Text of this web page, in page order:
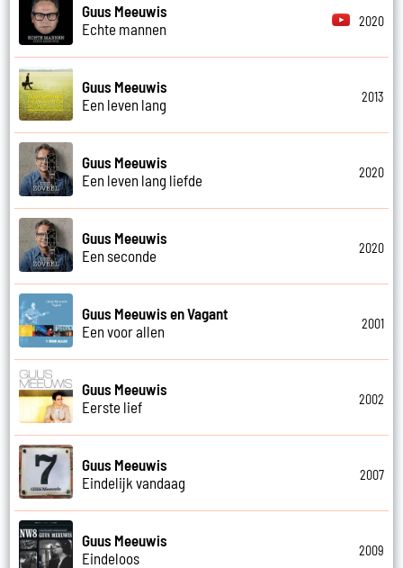
Guus Meeuwis
Echte mannen
2020
Guus Meeuwis
Een leven lang
2013
Guus Meeuwis
Een leven lang liefde
2020
Guus Meeuwis
Een seconde
2020
Guus Meeuwis en Vagant
Een voor allen
2001
Guus Meeuwis
Eerste lief
2002
Guus Meeuwis
Eindelijk vandaag
2007
Guus Meeuwis
Eindeloos
2009